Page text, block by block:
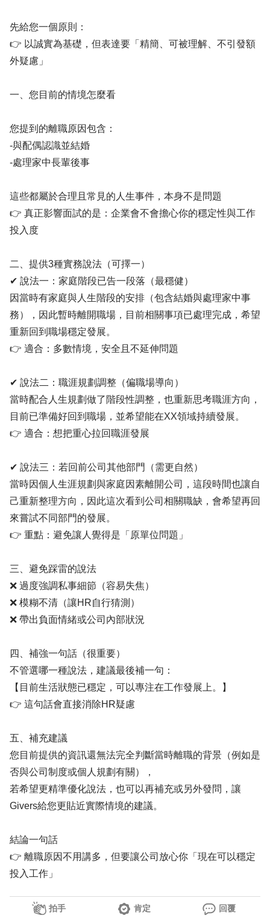
先給您一個原則：
👉 以誠實為基礎，但表達要「精簡、可被理解、不引發額
外疑慮」
一、您目前的情境怎麼看
您提到的離職原因包含：
-與配偶認識並結婚
-處理家中長輩後事
這些都屬於合理且常見的人生事件，本身不是問題
👉 真正影響面試的是：企業會不會擔心你的穩定性與工作
投入度
二、提供3種實務說法（可擇一）
✔ 說法一：家庭階段已告一段落（最穩健）
因當時有家庭與人生階段的安排（包含結婚與處理家中事
務），因此暫時離開職場，目前相關事項已處理完成，希望
重新回到職場穩定發展。
👉 適合：多數情境，安全且不延伸問題
✔ 說法二：職涯規劃調整（偏職場導向）
當時配合人生規劃做了階段性調整，也重新思考職涯方向，
目前已準備好回到職場，並希望能在XX領域持續發展。
👉 適合：想把重心拉回職涯發展
✔ 說法三：若回前公司其他部門（需更自然）
當時因個人生涯規劃與家庭因素離開公司，這段時間也讓自
己重新整理方向，因此這次看到公司相關職缺，會希望再回
來嘗試不同部門的發展。
👉 重點：避免讓人覺得是「原單位問題」
三、避免踩雷的說法
❌ 過度強調私事細節（容易失焦）
❌ 模糊不清（讓HR自行猜測）
❌ 帶出負面情緒或公司內部狀況
四、補強一句話（很重要）
不管選哪一種說法，建議最後補一句：
【目前生活狀態已穩定，可以專注在工作發展上。】
👉 這句話會直接消除HR疑慮
五、補充建議
您目前提供的資訊還無法完全判斷當時離職的背景（例如是
否與公司制度或個人規劃有關），
若希望更精準優化說法，也可以再補充或另外發問，讓
Givers給您更貼近實際情境的建議。
結論一句話
👉 離職原因不用講多，但要讓公司放心你「現在可以穩定
投入工作」
拍手 肯定 回覆